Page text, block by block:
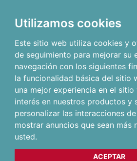
Utilizamos cookies
Este sitio web utiliza cookies y
de seguimiento para mejorar su
navegación con los siguientes
la funcionalidad básica del sitio
una mejor experiencia en el sitio
interés en nuestros productos y
personalizar las interacciones
mostrar anuncios que sean más
usted.
ACEPTAR